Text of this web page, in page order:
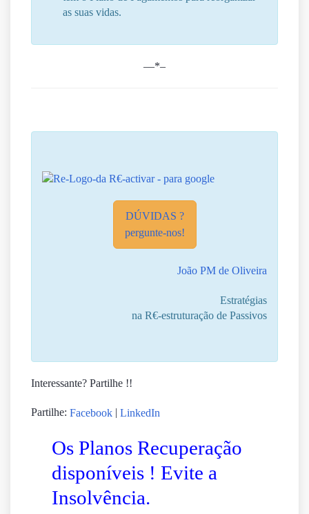
as suas vidas.
––*–
DÚVIDAS ?
pergunte-nos!
João PM de Oliveira
Estratégias
na R€-estruturação de Passivos
Interessante? Partilhe !!
Partilhe: Facebook | LinkedIn
Os Planos Recuperação
disponíveis ! Evite a
Insolvência.